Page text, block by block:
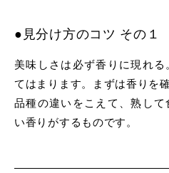
●見分け方のコツ その１
美味しさは必ず香りに現れ
てはまります。まずは香りを
品種の違いをこえて、熟し
い香りがするものです。